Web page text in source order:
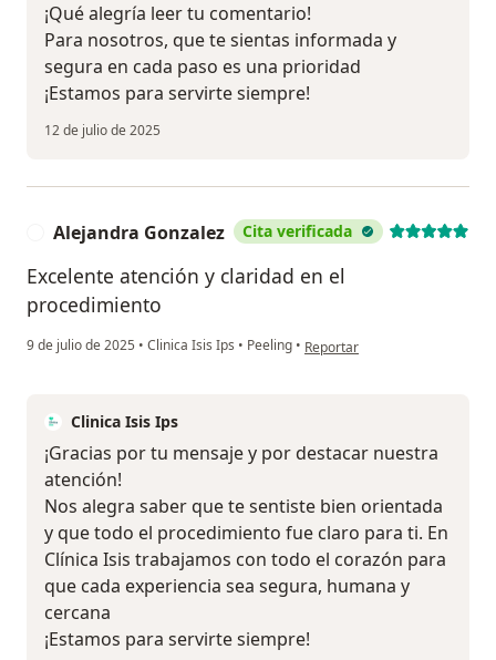
¡Qué alegría leer tu comentario!
Para nosotros, que te sientas informada y
segura en cada paso es una prioridad
¡Estamos para servirte siempre!
12 de julio de 2025
Alejandra Gonzalez Cita verificada
Excelente atención y claridad en el
procedimiento
9 de julio de 2025 • Clinica Isis Ips • Peeling • en opinión del usuario
Reportar
Clinica Isis Ips
¡Gracias por tu mensaje y por destacar nuestra
atención!
Nos alegra saber que te sentiste bien orientada
y que todo el procedimiento fue claro para ti. En
Clínica Isis trabajamos con todo el corazón para
que cada experiencia sea segura, humana y
cercana
¡Estamos para servirte siempre!